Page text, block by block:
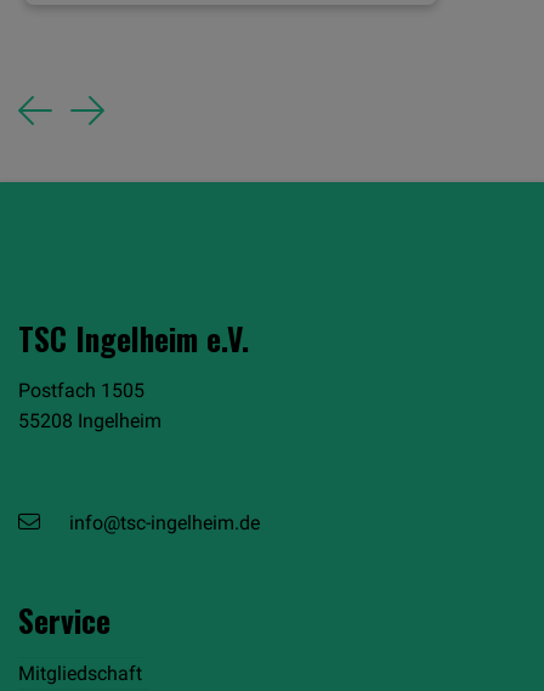
Previous
Next
TSC Ingelheim e.V.
Postfach 1505
55208 Ingelheim
info@tsc-ingelheim.de
Service
Mitgliedschaft